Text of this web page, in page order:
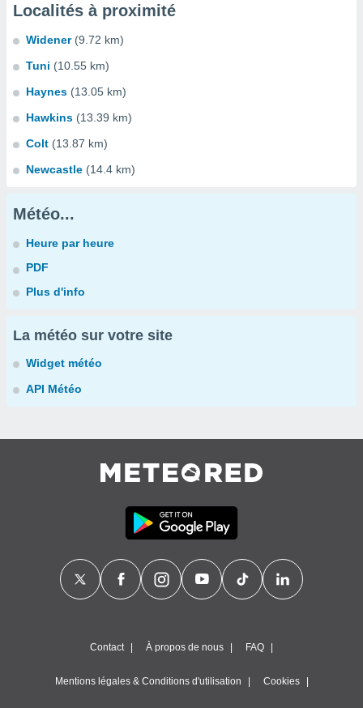
Localités à proximité
Widener (9.72 km)
Tuni (10.55 km)
Haynes (13.05 km)
Hawkins (13.39 km)
Colt (13.87 km)
Newcastle (14.4 km)
Météo...
Heure par heure
PDF
Plus d'info
La météo sur votre site
Widget météo
API Météo
Contact À propos de nous FAQ
Mentions légales & Conditions d'utilisation Cookies